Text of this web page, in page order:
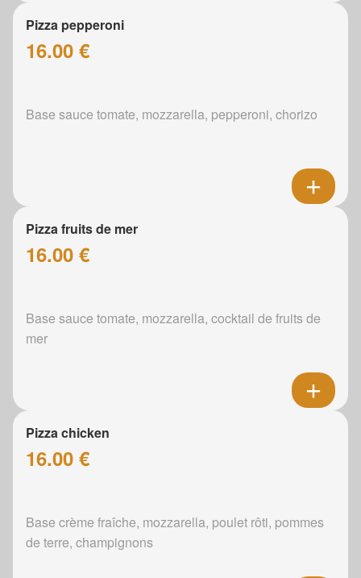
Pizza pepperoni
16.00 €
Base sauce tomate, mozzarella, pepperoni, chorizo
Pizza fruits de mer
16.00 €
Base sauce tomate, mozzarella, cocktail de fruits de
mer
Pizza chicken
16.00 €
Base crème fraîche, mozzarella, poulet rôti, pommes
de terre, champignons